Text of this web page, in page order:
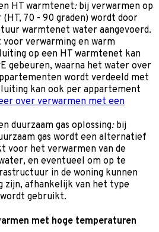
HT warmtenet: bij verwarmen op
70 - 90 graden) wordt door
warmtenet water aangevoerd.
verwarming en warm
op een HT warmtenet kan
gebeuren, waarna het water over
wordt verdeeld met
kan ook per appartement
over verwarmen met een
duurzaam gas oplossing: bij
gas wordt een alternatief
voor het verwarmen van de
en eventueel om op te
in de woning kunnen
zijn, afhankelijk van het type
gebruikt.
met hoge temperaturen